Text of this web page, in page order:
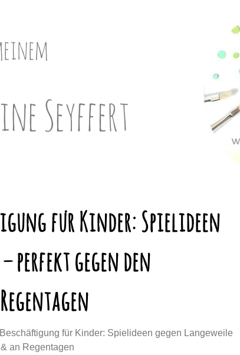
Seyffert
für Kinder: Spielideen
perfekt gegen den
für Kinder: Spielideen gegen Langeweile
an Regentagen